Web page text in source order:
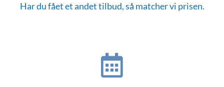
Har du fået et andet tilbud, så matcher vi prisen.